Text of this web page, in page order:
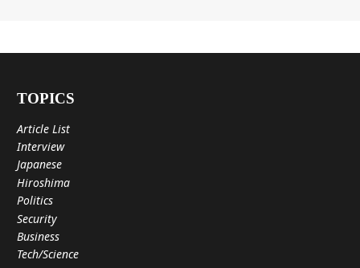
TOPICS
Article List
Interview
Japanese
Hiroshima
Politics
Security
Business
Tech/Science